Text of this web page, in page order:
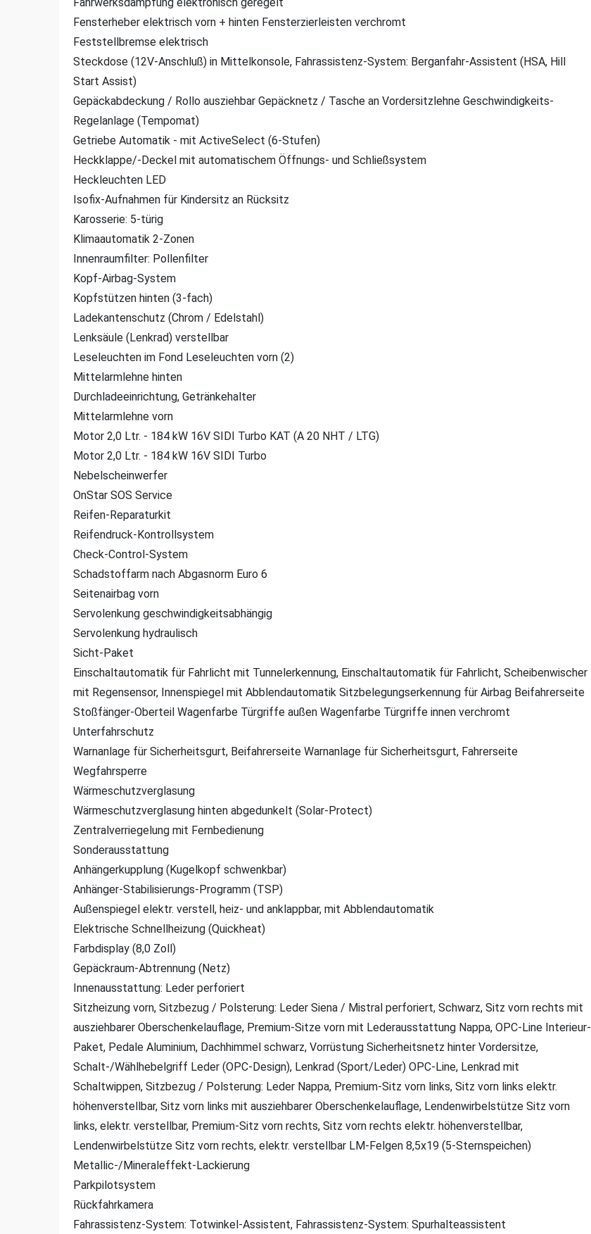
Fensterheber elektrisch vorn + hinten Fensterzierleisten verchromt
Feststellbremse elektrisch
Steckdose (12V-Anschluß) in Mittelkonsole, Fahrassistenz-System: Berganfahr-Assistent (HSA, Hill
Start Assist)
Gepäckabdeckung / Rollo ausziehbar Gepäcknetz / Tasche an Vordersitzlehne Geschwindigkeits-
Regelanlage (Tempomat)
Getriebe Automatik - mit ActiveSelect (6-Stufen)
Heckklappe/-Deckel mit automatischem Öffnungs- und Schließsystem
Heckleuchten LED
Isofix-Aufnahmen für Kindersitz an Rücksitz
Karosserie: 5-türig
Klimaautomatik 2-Zonen
Innenraumfilter: Pollenfilter
Kopf-Airbag-System
Kopfstützen hinten (3-fach)
Ladekantenschutz (Chrom / Edelstahl)
Lenksäule (Lenkrad) verstellbar
Leseleuchten im Fond Leseleuchten vorn (2)
Mittelarmlehne hinten
Durchladeeinrichtung, Getränkehalter
Mittelarmlehne vorn
Motor 2,0 Ltr. - 184 kW 16V SIDI Turbo KAT (A 20 NHT / LTG)
Motor 2,0 Ltr. - 184 kW 16V SIDI Turbo
Nebelscheinwerfer
OnStar SOS Service
Reifen-Reparaturkit
Reifendruck-Kontrollsystem
Check-Control-System
Schadstoffarm nach Abgasnorm Euro 6
Seitenairbag vorn
Servolenkung geschwindigkeitsabhängig
Servolenkung hydraulisch
Sicht-Paket
Einschaltautomatik für Fahrlicht mit Tunnelerkennung, Einschaltautomatik für Fahrlicht, Scheibenwischer
mit Regensensor, Innenspiegel mit Abblendautomatik Sitzbelegungserkennung für Airbag Beifahrerseite
Stoßfänger-Oberteil Wagenfarbe Türgriffe außen Wagenfarbe Türgriffe innen verchromt
Unterfahrschutz
Warnanlage für Sicherheitsgurt, Beifahrerseite Warnanlage für Sicherheitsgurt, Fahrerseite
Wegfahrsperre
Wärmeschutzverglasung
Wärmeschutzverglasung hinten abgedunkelt (Solar-Protect)
Zentralverriegelung mit Fernbedienung
Sonderausstattung
Anhängerkupplung (Kugelkopf schwenkbar)
Anhänger-Stabilisierungs-Programm (TSP)
Außenspiegel elektr. verstell, heiz- und anklappbar, mit Abblendautomatik
Elektrische Schnellheizung (Quickheat)
Farbdisplay (8,0 Zoll)
Gepäckraum-Abtrennung (Netz)
Innenausstattung: Leder perforiert
Sitzheizung vorn, Sitzbezug / Polsterung: Leder Siena / Mistral perforiert, Schwarz, Sitz vorn rechts mit
ausziehbarer Oberschenkelauflage, Premium-Sitze vorn mit Lederausstattung Nappa, OPC-Line Interieur-
Paket, Pedale Aluminium, Dachhimmel schwarz, Vorrüstung Sicherheitsnetz hinter Vordersitze,
Schalt-/Wählhebelgriff Leder (OPC-Design), Lenkrad (Sport/Leder) OPC-Line, Lenkrad mit
Schaltwippen, Sitzbezug / Polsterung: Leder Nappa, Premium-Sitz vorn links, Sitz vorn links elektr.
höhenverstellbar, Sitz vorn links mit ausziehbarer Oberschenkelauflage, Lendenwirbelstütze Sitz vorn
links, elektr. verstellbar, Premium-Sitz vorn rechts, Sitz vorn rechts elektr. höhenverstellbar,
Lendenwirbelstütze Sitz vorn rechts, elektr. verstellbar LM-Felgen 8,5x19 (5-Sternspeichen)
Metallic-/Mineraleffekt-Lackierung
Parkpilotsystem
Rückfahrkamera
Fahrassistenz-System: Totwinkel-Assistent, Fahrassistenz-System: Spurhalteassistent